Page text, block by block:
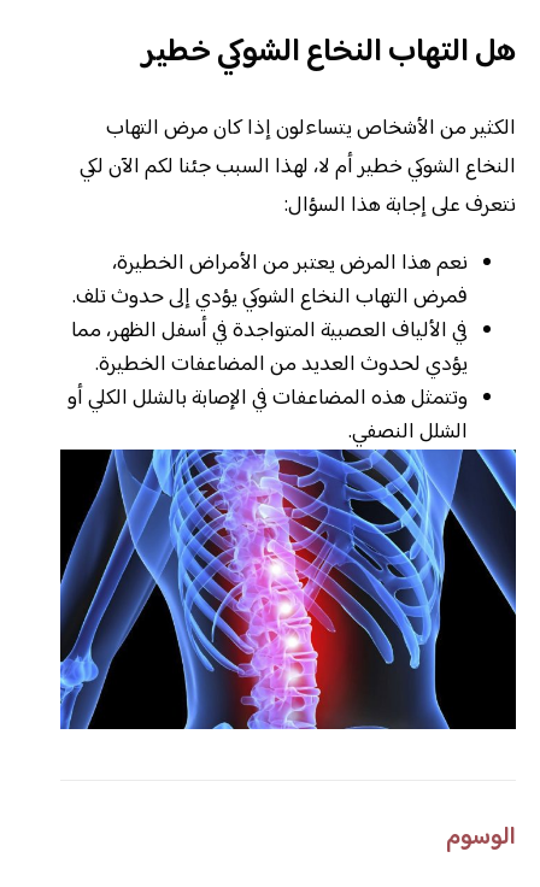
هل التهاب النخاع الشوكي خطير
الكثير من الأشخاص يتساءلون إذا كان مرض التهاب
النخاع الشوكي خطير أم لا، لهذا السبب جئنا لكم الآن لكي
نتعرف على إجابة هذا السؤال:
نعم هذا المرض يعتبر من الأمراض الخطيرة،
فمرض التهاب النخاع الشوكي يؤدي إلى حدوث تلف.
في الألياف العصبية المتواجدة في أسفل الظهر، مما
يؤدي لحدوث العديد من المضاعفات الخطيرة.
وتتمثل هذه المضاعفات في الإصابة بالشلل الكلي أو
الشلل النصفي.
الوسوم